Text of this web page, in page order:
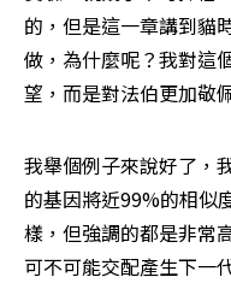
的，但是這一章講到貓
做，為什麼呢？我對這
望，而是對法伯更加敬
我舉個例子來說好了，
的基因將近99%的相似
樣，但強調的都是非常
可不可能交配產生下一